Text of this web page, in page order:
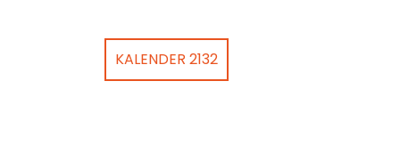
KALENDER 2132